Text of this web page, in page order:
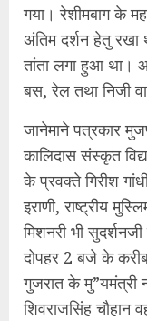
गया। रेशीमबाग के
अंतिम दर्शन हेतु
तांता लगा हुआ था।
बस, रेल तथा निजी
जानेमाने पत्रकार
कालिदास संस्कृत
के प्रवक्ते गिरीश
इराणी, राष्ट्रीय
मिशनरी भी
दोपहर 2 बजे के
गुजरात के मु”यमंत्री
शिवराजसिंह चौहान